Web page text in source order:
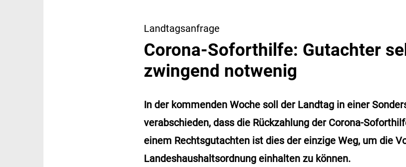
Landtagsanfrage
Corona-Soforthilfe: Gutachter
zwingend notwenig
In der kommenden Woche soll der Landtag in einer
verabschieden, dass die Rückzahlung der Corona-
einem Rechtsgutachten ist dies der einzige Weg, um die
Landeshaushaltsordnung einhalten zu können.